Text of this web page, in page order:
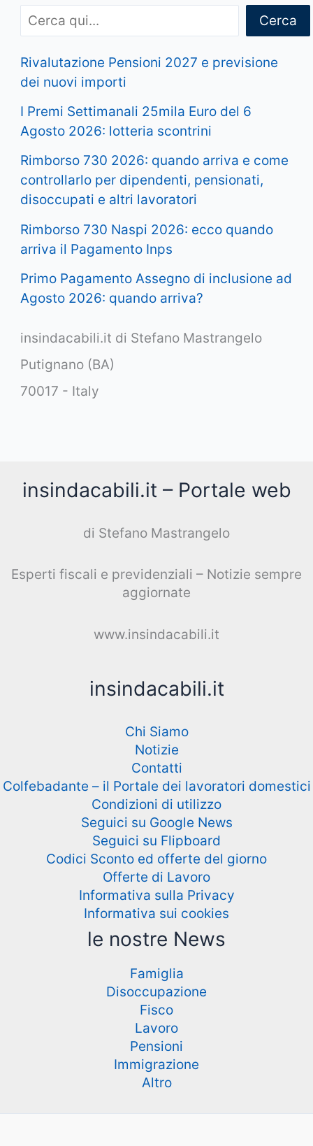
Cerca
Rivalutazione Pensioni 2027 e previsione
dei nuovi importi
I Premi Settimanali 25mila Euro del 6
Agosto 2026: lotteria scontrini
Rimborso 730 2026: quando arriva e come
controllarlo per dipendenti, pensionati,
disoccupati e altri lavoratori
Rimborso 730 Naspi 2026: ecco quando
arriva il Pagamento Inps
Primo Pagamento Assegno di inclusione ad
Agosto 2026: quando arriva?
insindacabili.it di Stefano Mastrangelo
Putignano (BA)
70017 - Italy
insindacabili.it – Portale web
di Stefano Mastrangelo
Esperti fiscali e previdenziali – Notizie sempre
aggiornate
www.insindacabili.it
insindacabili.it
Chi Siamo
Notizie
Contatti
Colfebadante – il Portale dei lavoratori domestici
Condizioni di utilizzo
Seguici su Google News
Seguici su Flipboard
Codici Sconto ed offerte del giorno
Offerte di Lavoro
Informativa sulla Privacy
Informativa sui cookies
le nostre News
Famiglia
Disoccupazione
Fisco
Lavoro
Pensioni
Immigrazione
Altro